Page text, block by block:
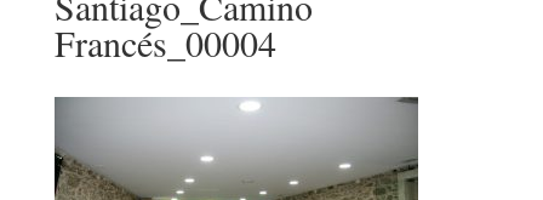
Francés_00004